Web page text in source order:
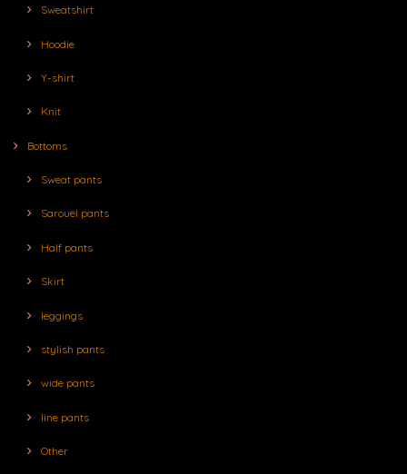
Sweatshirt
Hoodie
Y-shirt
Knit
Bottoms
Sweat pants
Sarouel pants
Half pants
Skirt
leggings
stylish pants
wide pants
line pants
Other